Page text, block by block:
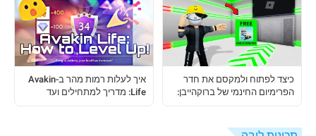
כיצד לפתוח ולמקסם את חדר
הפרימיום החינמי של ברוקהייבן:
איך לעלות רמות מהר ב-Avakin
Life: מדריך למתחילים ועד